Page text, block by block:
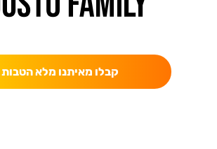
קבלו מאיתנו מלא הטבות